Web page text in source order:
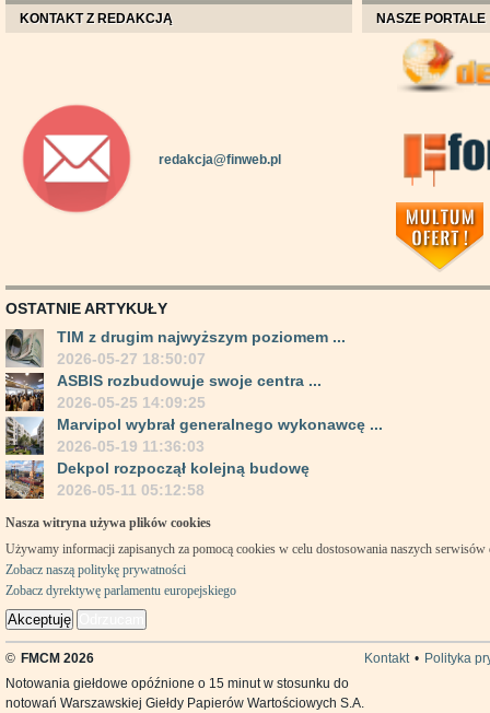
KONTAKT Z REDAKCJĄ
redakcja@finweb.pl
NASZE PORTALE
OSTATNIE ARTYKUŁY
TIM z drugim najwyższym poziomem ...
2026-05-27 18:50:07
ASBIS rozbudowuje swoje centra ...
2026-05-25 14:09:25
Marvipol wybrał generalnego wykonawcę ...
2026-05-19 11:36:03
Dekpol rozpoczął kolejną budowę
2026-05-11 05:12:58
Nasza witryna używa plików cookies
Używamy informacji zapisanych za pomocą cookies w celu dostosowania naszych
Zobacz naszą politykę prywatności
Zobacz dyrektywę parlamentu europejskiego
Akceptuję
© FMCM 2026 Kontakt • Polityka
Notowania giełdowe opóźnione o 15 minut w stosunku do
notowań Warszawskiej Giełdy Papierów Wartościowych S.A.